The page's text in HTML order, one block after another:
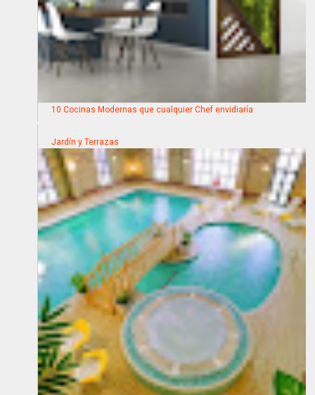
10 Cocinas Modernas que cualquier Chef envidiaría
Jardín y Terrazas